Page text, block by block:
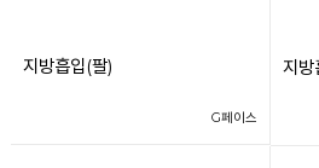
지방흡입(팔)
G페이스
지방